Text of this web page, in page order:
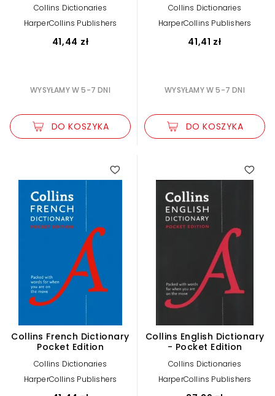
Collins Dictionaries
HarperCollins Publishers
41,44 zł
WYSYŁAMY W 5-7 DNI
DO KOSZYKA
Collins Dictionaries
HarperCollins Publishers
41,41 zł
WYSYŁAMY W 5-7 DNI
DO KOSZYKA
Collins French Dictionary
Pocket Edition
Collins Dictionaries
HarperCollins Publishers
Collins English Dictionary
- Pocket Edition
Collins Dictionaries
HarperCollins Publishers